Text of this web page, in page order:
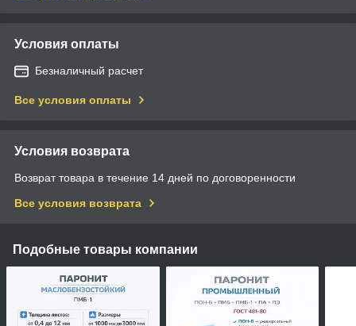
Условия оплаты
Безналичный расчет
Все условия оплаты
Условия возврата
Возврат товара в течение 14 дней по договоренности
Все условия возврата
Подобные товары компании